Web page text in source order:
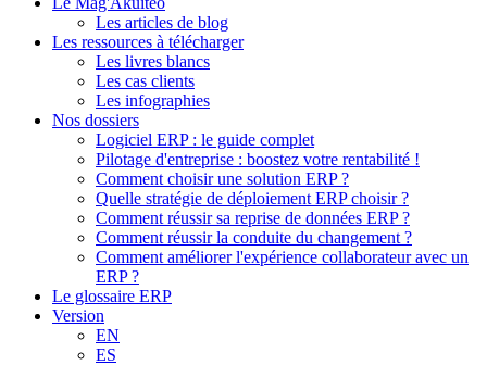
Les articles de blog
Les ressources à télécharger
Les livres blancs
Les cas clients
Les infographies
Nos dossiers
Logiciel ERP : le guide complet
Pilotage d'entreprise : boostez votre rentabilité !
Comment choisir une solution ERP ?
Quelle stratégie de déploiement ERP choisir ?
Comment réussir sa reprise de données ERP ?
Comment réussir la conduite du changement ?
Comment améliorer l'expérience collaborateur avec un
ERP ?
Le glossaire ERP
Version
EN
ES